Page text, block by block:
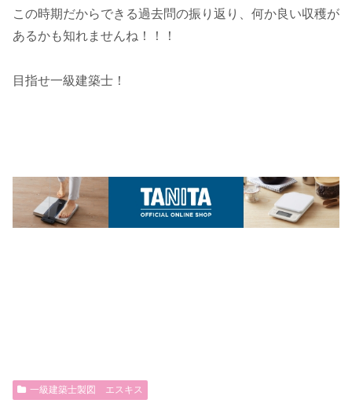
この時期だからできる過去問の振り返り、何か良い収穫が
あるかも知れませんね！！！
目指せ一級建築士！
一級建築士製図 エスキス